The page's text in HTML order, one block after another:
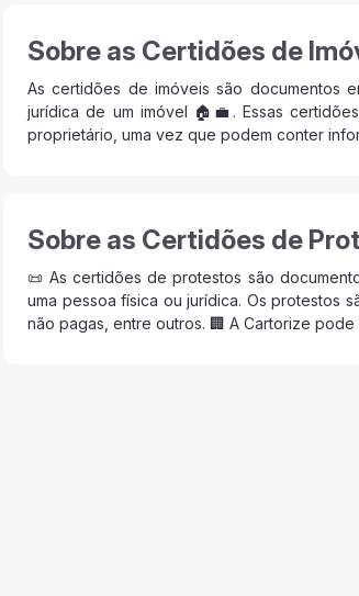
Sobre as Certidões de
As certidões de imóveis são documentos
jurídica de um imóvel 🏠💼. Essas
proprietário, uma vez que podem conter
Sobre as Certidões de
📜 As certidões de protestos são
uma pessoa física ou jurídica. Os protestos
não pagas, entre outros. 🏢 A Cartorize pode